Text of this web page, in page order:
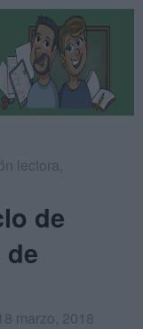
lectora,
de
marzo, 2018